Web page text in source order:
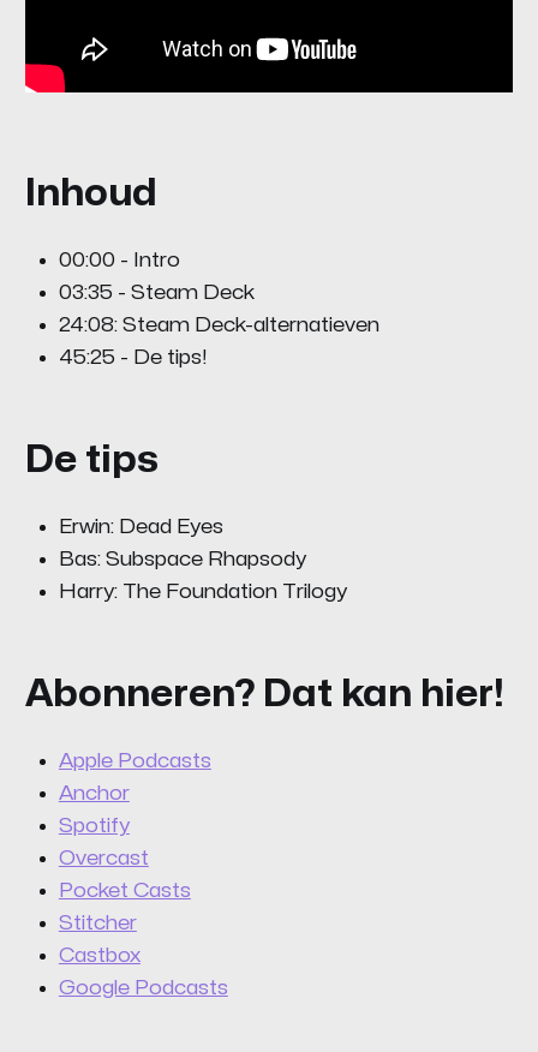
Inhoud
00:00 - Intro
03:35 - Steam Deck
24:08: Steam Deck-alternatieven
45:25 - De tips!
De tips
Erwin: Dead Eyes
Bas: Subspace Rhapsody
Harry: The Foundation Trilogy
Abonneren? Dat kan hier!
Apple Podcasts
Anchor
Spotify
Overcast
Pocket Casts
Stitcher
Castbox
Google Podcasts